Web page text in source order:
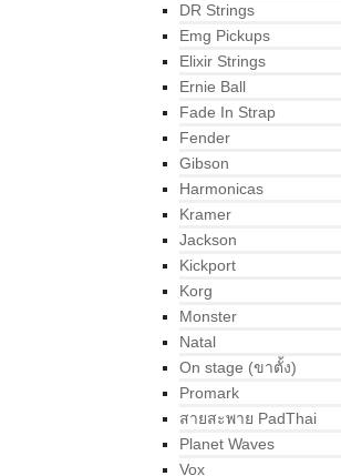
DR Strings
Emg Pickups
Elixir Strings
Ernie Ball
Fade In Strap
Fender
Gibson
Harmonicas
Kramer
Jackson
Kickport
Korg
Monster
Natal
On stage (ขาตั้ง)
Promark
สายสะพาย PadThai
Planet Waves
Vox